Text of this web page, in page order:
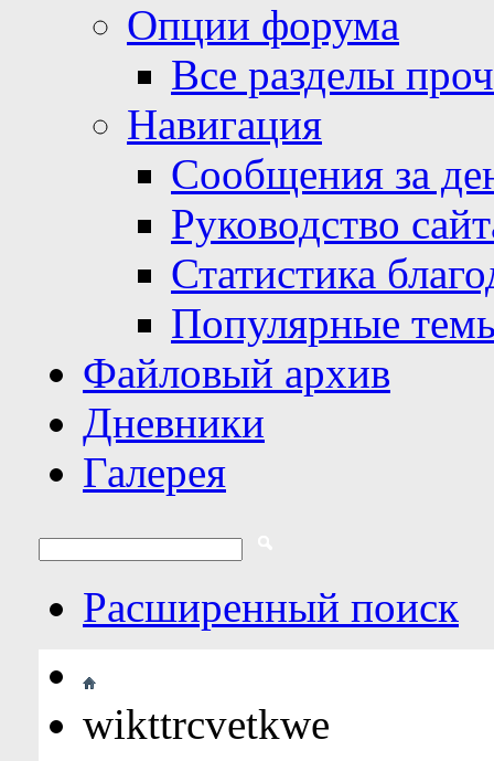
Опции форума
Все разделы
Навигация
Сообщения за
Руководство
Статистика
Популярные
Файловый архив
Дневники
Галерея
Расширенный поиск
wikttrcvetkwe